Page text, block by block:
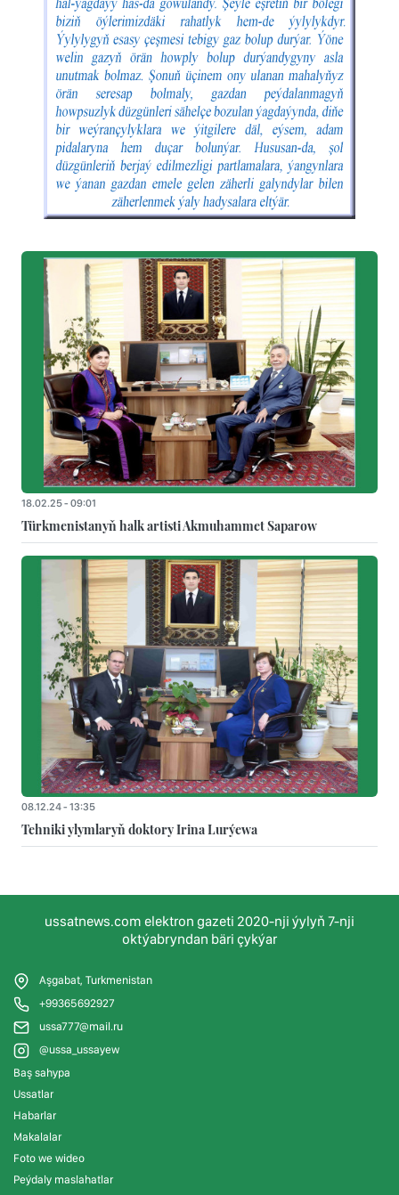
18.02.25 - 09:01
Türkmenistanyň halk artisti Akmuhammet Saparow
08.12.24 - 13:35
Tehniki ylymlaryň doktory Irina Lurýewa
ussatnews.com elektron gazeti 2020-nji ýylyň 7-nji
oktýabryndan bäri çykýar
Aşgabat, Turkmenistan
+99365692927
ussa777@mail.ru
@ussa_ussayew
Baş sahypa
Ussatlar
Habarlar
Makalalar
Foto we wideo
Peýdaly maslahatlar